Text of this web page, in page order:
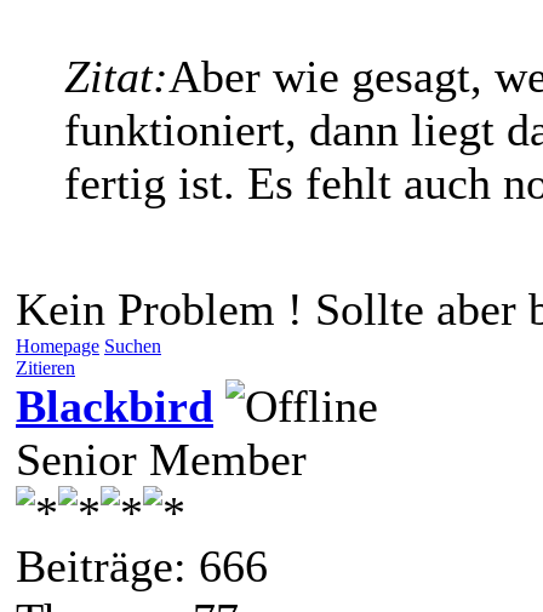
Zitat:Aber wie gesagt,
funktioniert, dann liegt
fertig ist. Es fehlt auch
Kein Problem ! Sollte
Homepage Suchen
Zitieren
Blackbird
Senior Member
Beiträge: 666